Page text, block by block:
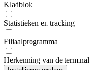
Kladblok
Statistieken en tracking
Filiaalprogramma
Herkenning van de terminal